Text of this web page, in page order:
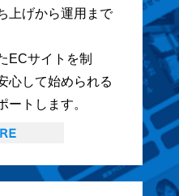
上げから運用まで
ECサイトを制
心して始められる
ートします。